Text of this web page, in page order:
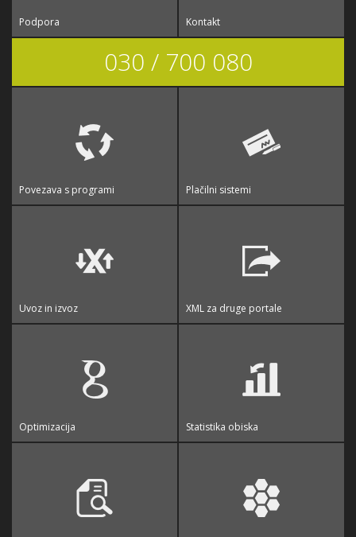
Podpora Kontakt
030 / 700 080
Povezava s programi Plačilni sistemi
Uvoz in izvoz XML za druge portale
Optimizacija Statistika obiska